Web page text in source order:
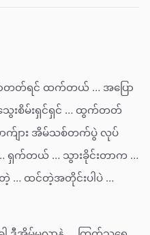
ာတတ်ရင် ထက်တယ် … အပြော
ေးစိမ်းရှင်ရှင် … ထွက်တတ်
က်ျား အိမ်သစ်တက်ပွဲ လုပ်
… ရှက်တယ် … သွားခိုင်းတာက …
… ထင်တဲ့အတိုင်းပါပဲ …